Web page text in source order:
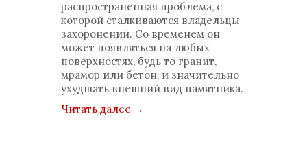
распространенная проблема, с
которой сталкиваются владельцы
захоронений. Со временем он
может появляться на любых
поверхностях, будь то гранит,
мрамор или бетон, и значительно
ухудшать внешний вид памятника.
Читать далее →